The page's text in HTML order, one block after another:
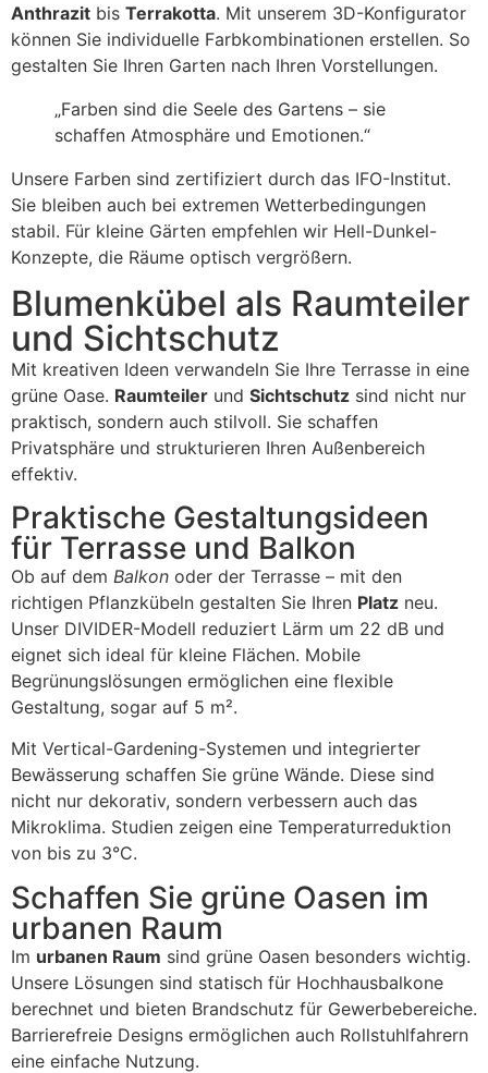
Anthrazit bis Terrakotta. Mit unserem 3D-Konfigurator
können Sie individuelle Farbkombinationen erstellen. So
gestalten Sie Ihren Garten nach Ihren Vorstellungen.
„Farben sind die Seele des Gartens – sie
schaffen Atmosphäre und Emotionen.“
Unsere Farben sind zertifiziert durch das IFO-Institut.
Sie bleiben auch bei extremen Wetterbedingungen
stabil. Für kleine Gärten empfehlen wir Hell-Dunkel-
Konzepte, die Räume optisch vergrößern.
Blumenkübel als Raumteiler
und Sichtschutz
Mit kreativen Ideen verwandeln Sie Ihre Terrasse in eine
grüne Oase. Raumteiler und Sichtschutz sind nicht nur
praktisch, sondern auch stilvoll. Sie schaffen
Privatsphäre und strukturieren Ihren Außenbereich
effektiv.
Praktische Gestaltungsideen
für Terrasse und Balkon
Ob auf dem Balkon oder der Terrasse – mit den
richtigen Pflanzkübeln gestalten Sie Ihren Platz neu.
Unser DIVIDER-Modell reduziert Lärm um 22 dB und
eignet sich ideal für kleine Flächen. Mobile
Begrünungslösungen ermöglichen eine flexible
Gestaltung, sogar auf 5 m².
Mit Vertical-Gardening-Systemen und integrierter
Bewässerung schaffen Sie grüne Wände. Diese sind
nicht nur dekorativ, sondern verbessern auch das
Mikroklima. Studien zeigen eine Temperaturreduktion
von bis zu 3°C.
Schaffen Sie grüne Oasen im
urbanen Raum
Im urbanen Raum sind grüne Oasen besonders wichtig.
Unsere Lösungen sind statisch für Hochhausbalkone
berechnet und bieten Brandschutz für Gewerbebereiche.
Barrierefreie Designs ermöglichen auch Rollstuhlfahrern
eine einfache Nutzung.